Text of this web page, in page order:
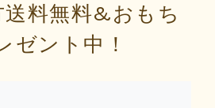
料無料&おもち
ゼント中！